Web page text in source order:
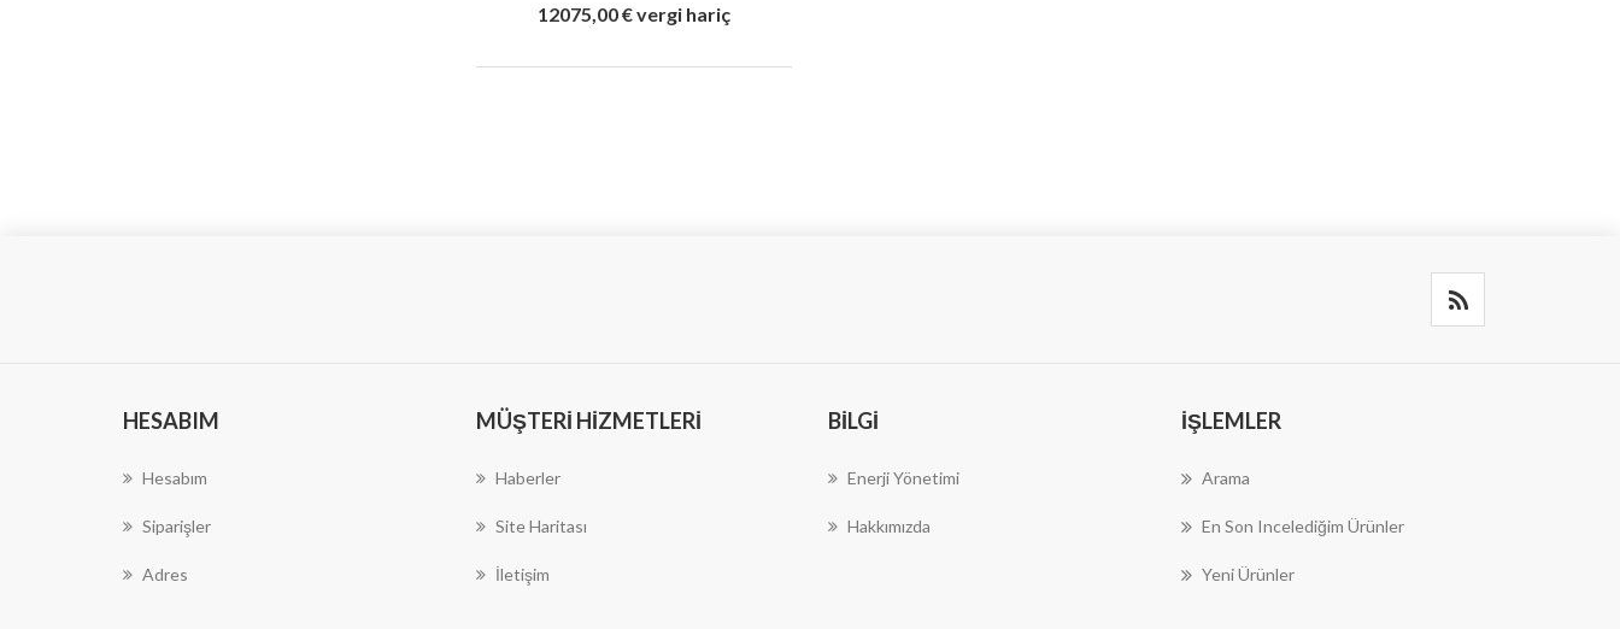
12075,00 € vergi hariç
HESABIM
Hesabım
Siparişler
Adres
MÜŞTERI HIZMETLERI
Haberler
Site Haritası
İletişim
BILGI
Enerji Yönetimi
Hakkımızda
İŞLEMLER
Arama
En Son Incelediğim Ürünler
Yeni Ürünler